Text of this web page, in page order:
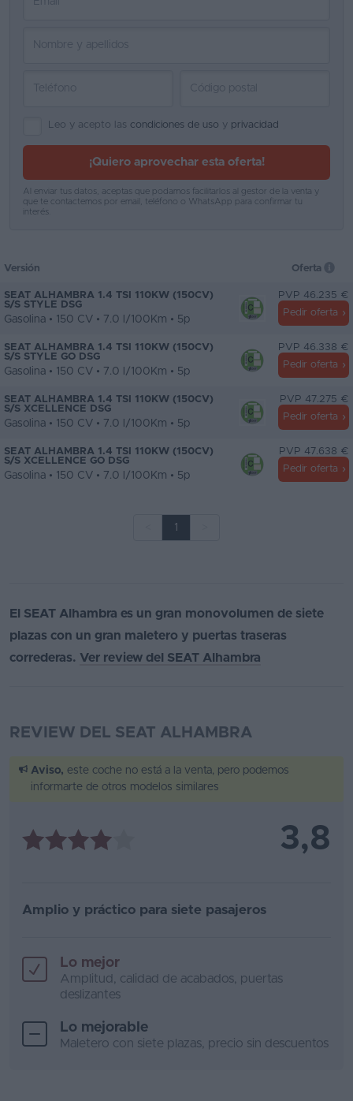
Leo y acepto las condiciones de uso y privacidad
¡Quiero aprovechar esta oferta!
Al enviar tus datos, aceptas que podamos facilitarlos al gestor de la venta y
que te contactemos por email, teléfono o WhatsApp para confirmar tu
interés.
Versión Oferta
SEAT ALHAMBRA 1.4 TSI 110KW (150CV)
S/S STYLE DSG
Gasolina • 150 CV • 7.0 l/100Km • 5p
PVP 46.235 €
Pedir oferta
SEAT ALHAMBRA 1.4 TSI 110KW (150CV)
S/S STYLE GO DSG
Gasolina • 150 CV • 7.0 l/100Km • 5p
PVP 46.338 €
Pedir oferta
SEAT ALHAMBRA 1.4 TSI 110KW (150CV)
S/S XCELLENCE DSG
Gasolina • 150 CV • 7.0 l/100Km • 5p
PVP 47.275 €
Pedir oferta
SEAT ALHAMBRA 1.4 TSI 110KW (150CV)
S/S XCELLENCE GO DSG
Gasolina • 150 CV • 7.0 l/100Km • 5p
PVP 47.638 €
Pedir oferta
1
El SEAT Alhambra es un gran monovolumen de siete
plazas con un gran maletero y puertas traseras
correderas. Ver review del SEAT Alhambra
REVIEW DEL SEAT ALHAMBRA
Aviso, este coche no está a la venta, pero podemos
informarte de otros modelos similares
3,8
Amplio y práctico para siete pasajeros
Lo mejor
Amplitud, calidad de acabados, puertas
deslizantes
Lo mejorable
Maletero con siete plazas, precio sin descuentos